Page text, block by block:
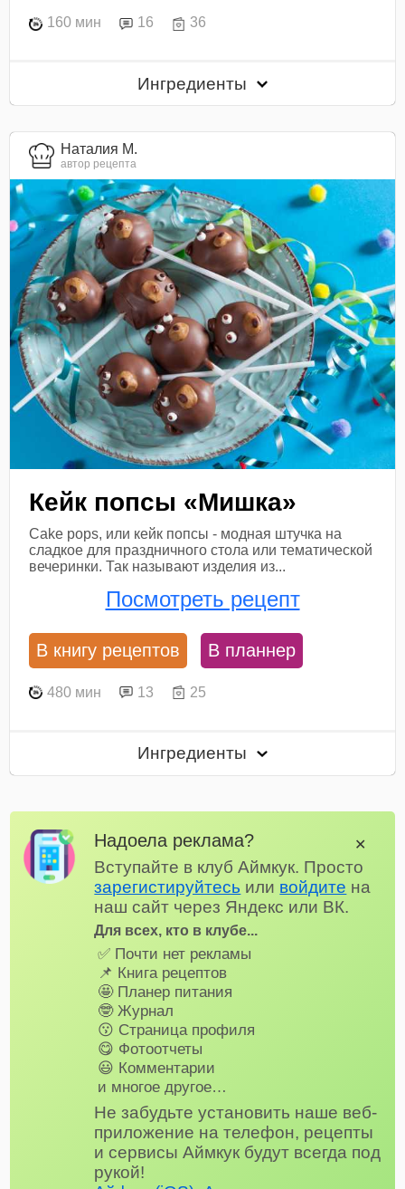
160 мин 16 36
Ингредиенты
Наталия М.
автор рецепта
Кейк попсы «Мишка»
Cake pops, или кейк попсы - модная штучка на
сладкое для праздничного стола или тематической
вечеринки. Так называют изделия из...
Посмотреть рецепт
В книгу рецептов В планнер
480 мин 13 25
Ингредиенты
Надоела реклама?
Вступайте в клуб Аймкук. Просто
зарегистируйтесь или войдите на
наш сайт через Яндекс или ВК.
Для всех, кто в клубе...
✅ Почти нет рекламы
📌 Книга рецептов
🤩 Планер питания
🤓 Журнал
😗 Страница профиля
😋 Фотоотчеты
😃 Комментарии
и многое другое…
Не забудьте установить наше веб-
приложение на телефон, рецепты
и сервисы Аймкук будут всегда под
рукой!
✕